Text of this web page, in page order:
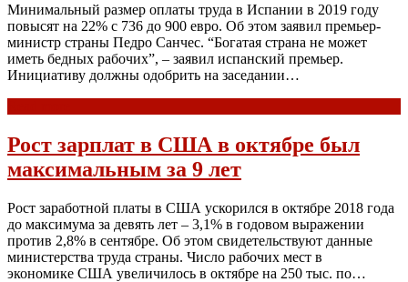
Минимальный размер оплаты труда в Испании в 2019 году
повысят на 22% с 736 до 900 евро. Об этом заявил премьер-
министр страны Педро Санчес. “Богатая страна не может
иметь бедных рабочих”, – заявил испанский премьер.
Инициативу должны одобрить на заседании…
Рост зарплат в США в октябре был
максимальным за 9 лет
Рост заработной платы в США ускорился в октябре 2018 года
до максимума за девять лет – 3,1% в годовом выражении
против 2,8% в сентябре. Об этом свидетельствуют данные
министерства труда страны. Число рабочих мест в
экономике США увеличилось в октябре на 250 тыс. по…